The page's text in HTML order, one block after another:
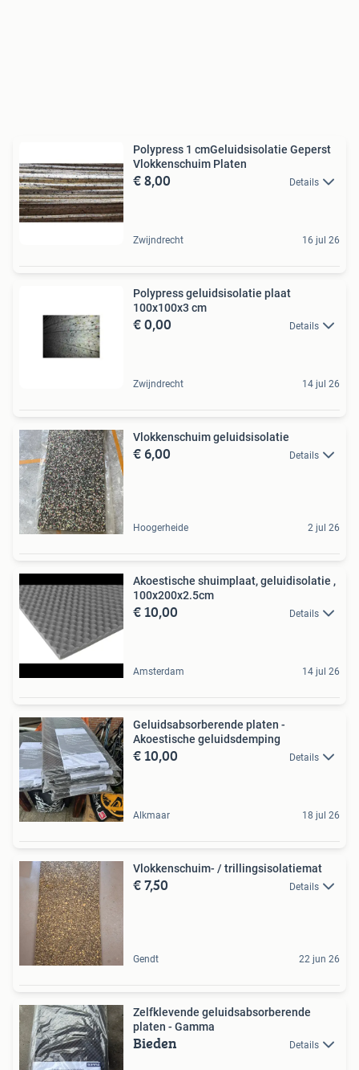
Polypress 1 cmGeluidsisolatie Geperst
Vlokkenschuim Platen
€ 8,00 Details
Zwijndrecht 16 jul 26
Polypress geluidsisolatie plaat
100x100x3 cm
€ 0,00 Details
Zwijndrecht 14 jul 26
Vlokkenschuim geluidsisolatie
€ 6,00 Details
Hoogerheide 2 jul 26
Akoestische shuimplaat, geluidisolatie ,
100x200x2.5cm
€ 10,00 Details
Amsterdam 14 jul 26
Geluidsabsorberende platen -
Akoestische geluidsdemping
€ 10,00 Details
Alkmaar 18 jul 26
Vlokkenschuim- / trillingsisolatiemat
€ 7,50 Details
Gendt 22 jun 26
Zelfklevende geluidsabsorberende
platen - Gamma
Bieden Details